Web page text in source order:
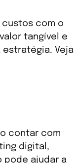
custos com o
tangível e
Veja
contar com
digital,
pode ajudar a